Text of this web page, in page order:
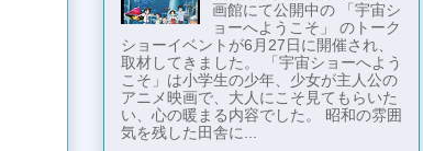
画館にて公開中の 「宇宙シ
ョーへようこそ」 のトーク
ショーイベントが6月27日に開催され、
取材してきました。 「宇宙ショーへよう
こそ」は小学生の少年、少女が主人公の
アニメ映画で、大人にこそ見てもらいた
い、心の暖まる内容でした。 昭和の雰囲
気を残した田舎に...